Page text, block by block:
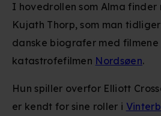
I hovedrollen som Alma finder
Kujath Thorp, som man
danske biografer med filmene
katastrofefilmen Nordsøen.
Hun spiller overfor Elliott
er kendt for sine roller i